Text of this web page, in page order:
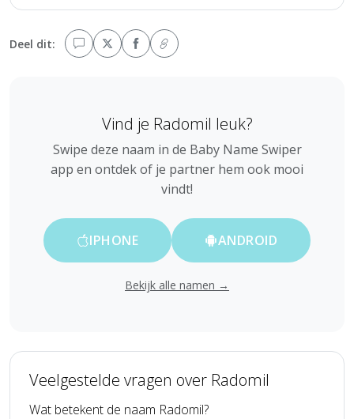
Deel dit:
Vind je Radomil leuk?
Swipe deze naam in de Baby Name Swiper
app en ontdek of je partner hem ook mooi
vindt!
IPHONE ANDROID
Bekijk alle namen →
Veelgestelde vragen over Radomil
Wat betekent de naam Radomil?